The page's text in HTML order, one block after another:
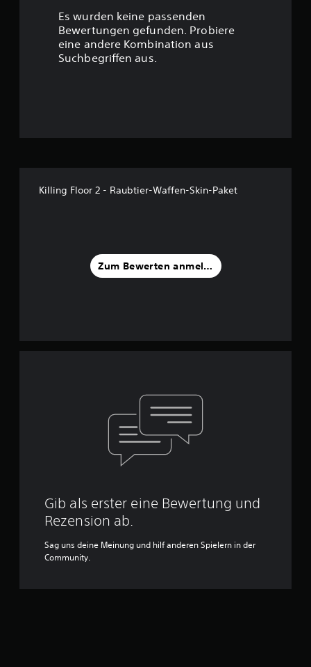
Es wurden keine passenden
Bewertungen gefunden. Probiere
eine andere Kombination aus
Suchbegriffen aus.
Killing Floor 2 - Raubtier-Waffen-Skin-Paket
Zum Bewerten anmelden
Gib als erster eine Bewertung und
Rezension ab.
Sag uns deine Meinung und hilf anderen Spielern in der
Community.